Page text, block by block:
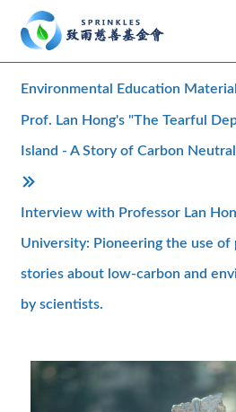
Environmental Education
Prof. Lan Hong's "The Tearful
Island - A Story of Carbon
Interview with Professor Lan
University: Pioneering the use of
stories about low-carbon and
by scientists.